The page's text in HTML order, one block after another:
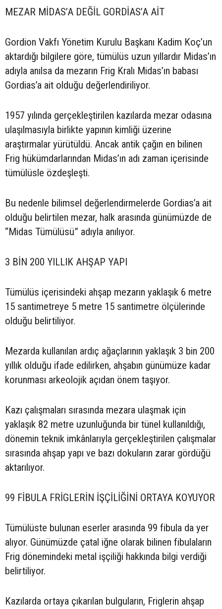
MEZAR MİDAS’A DEĞİL GORDİAS’A AİT
Gordion Vakfı Yönetim Kurulu Başkanı Kadim Koç’un
aktardığı bilgilere göre, tümülüs uzun yıllardır Midas’ın
adıyla anılsa da mezarın Frig Kralı Midas’ın babası
Gordias’a ait olduğu değerlendiriliyor.
1957 yılında gerçekleştirilen kazılarda mezar odasına
ulaşılmasıyla birlikte yapının kimliği üzerine
araştırmalar yürütüldü. Ancak antik çağın en bilinen
Frig hükümdarlarından Midas’ın adı zaman içerisinde
tümülüsle özdeşleşti.
Bu nedenle bilimsel değerlendirmelerde Gordias’a ait
olduğu belirtilen mezar, halk arasında günümüzde de
“Midas Tümülüsü” adıyla anılıyor.
3 BİN 200 YILLIK AHŞAP YAPI
Tümülüs içerisindeki ahşap mezarın yaklaşık 6 metre
15 santimetreye 5 metre 15 santimetre ölçülerinde
olduğu belirtiliyor.
Mezarda kullanılan ardıç ağaçlarının yaklaşık 3 bin 200
yıllık olduğu ifade edilirken, ahşabın günümüze kadar
korunması arkeolojik açıdan önem taşıyor.
Kazı çalışmaları sırasında mezara ulaşmak için
yaklaşık 82 metre uzunluğunda bir tünel kullanıldığı,
dönemin teknik imkânlarıyla gerçekleştirilen çalışmalar
sırasında ahşap yapı ve bazı dokuların zarar gördüğü
aktarılıyor.
99 FİBULA FRİGLERİN İŞÇİLİĞİNİ ORTAYA KOYUYOR
Tümülüste bulunan eserler arasında 99 fibula da yer
alıyor. Günümüzde çatal iğne olarak bilinen fibulaların
Frig dönemindeki metal işçiliği hakkında bilgi verdiği
belirtiliyor.
Kazılarda ortaya çıkarılan bulguların, Friglerin ahşap